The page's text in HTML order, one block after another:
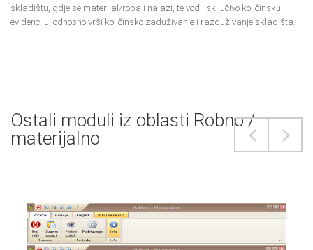
skladištu, gdje se materijal/roba i nalazi, te vodi isključivo količinsku
evidenciju, odnosno vrši količinsko zaduživanje i razduživanje skladišta.
Ostali moduli iz oblasti Robno /
materijalno